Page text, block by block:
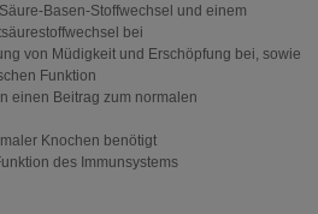
Basen-Stoffwechsel und einem
bei
von Müdigkeit und Erschöpfung bei, sowie
Funktion
einen Beitrag zum normalen
Knochen benötigt
des Immunsystems